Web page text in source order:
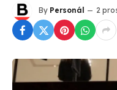
By Personál 2